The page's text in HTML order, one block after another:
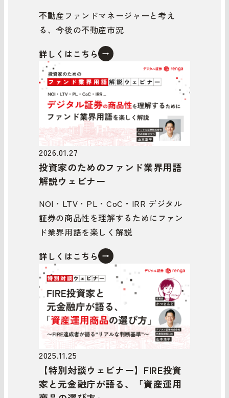
不動産ファンドマネージャーと考え
る、今後の不動産市況
詳しくはこちら
2026.01.27
投資家のためのファンド業界用語
解説ウェビナー
NOI・LTV・PL・CoC・IRR デジタル
証券の商品性を理解するためにファン
ド業界用語を楽しく解説
詳しくはこちら
2025.11.25
【特別対談ウェビナー】FIRE投資
家と元金融庁が語る、「資産運用